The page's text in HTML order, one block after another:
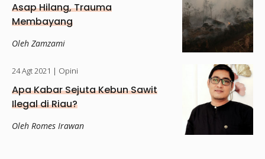
Asap Hilang, Trauma
Membayang
Oleh Zamzami
24 Agt 2021 | Opini
Apa Kabar Sejuta Kebun Sawit
Ilegal di Riau?
Oleh Romes Irawan